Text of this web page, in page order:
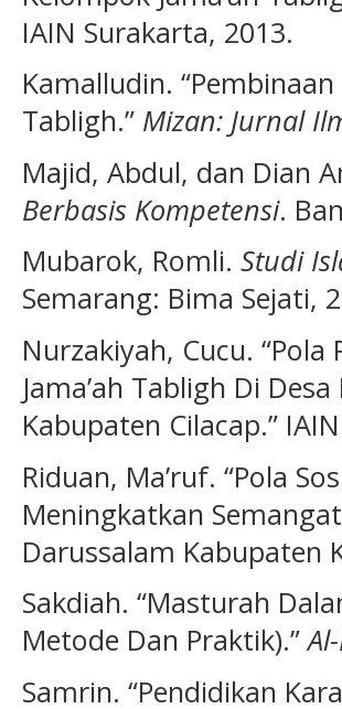
IAIN Surakarta, 2013.
Kamalludin.
Tabligh.” Mizan: Jurnal
Majid, Abdul, dan Dian
Berbasis Kompetensi.
Mubarok, Romli. Studi
Semarang: Bima Sejati,
Nurzakiyah, Cucu.
Jama’ah Tabligh Di
Kabupaten Cilacap.”
Riduan, Ma’ruf. “Pola
Meningkatkan
Darussalam Kabupaten
Sakdiah. “Masturah
Metode Dan Praktik).”
Samrin. “Pendidikan